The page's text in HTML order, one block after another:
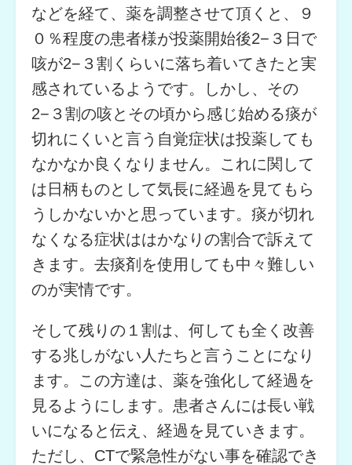
などを経て、薬を調整させて頂くと、９
０％程度の患者様が投薬開始後2−３日で
咳が2−３割くらいに落ち着いてきたと実
感されているようです。しかし、その
2−３割の咳とその頃から感じ始める痰が
切れにくいと言う自覚症状は投薬しても
なかなか良くなりません。これに関して
は日柄ものとして気長に経過を見てもら
うしかないかと思っています。痰が切れ
なくなる症状ははかなりの割合で訴えて
きます。去痰剤を使用しても中々難しい
のが実情です。
そして残りの１割は、何しても全く改善
する兆しがない人たちと言うことになり
ます。この方達は、薬を強化して経過を
見るようにします。患者さんには長い戦
いになると伝え、経過を見ていきます。
ただし、CTで緊急性がない事を確認でき